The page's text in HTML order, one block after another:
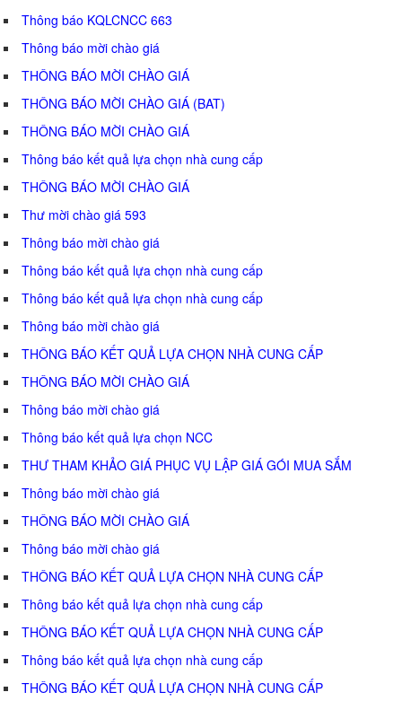
Thông báo KQLCNCC 663
Thông báo mời chào giá
THÔNG BÁO MỜI CHÀO GIÁ
THÔNG BÁO MỜI CHÀO GIÁ (BAT)
THÔNG BÁO MỜI CHÀO GIÁ
Thông báo kết quả lựa chọn nhà cung cấp
THÔNG BÁO MỜI CHÀO GIÁ
Thư mời chào giá 593
Thông báo mời chào giá
Thông báo kết quả lựa chọn nhà cung cấp
Thông báo kết quả lựa chọn nhà cung cấp
Thông báo mời chào giá
THÔNG BÁO KẾT QUẢ LỰA CHỌN NHÀ CUNG CẤP
THÔNG BÁO MỜI CHÀO GIÁ
Thông báo mời chào giá
Thông báo kết quả lựa chọn NCC
THƯ THAM KHẢO GIÁ PHỤC VỤ LẬP GIÁ GÓI MUA SẮM
Thông báo mời chào giá
THÔNG BÁO MỜI CHÀO GIÁ
Thông báo mời chào giá
THÔNG BÁO KẾT QUẢ LỰA CHỌN NHÀ CUNG CẤP
Thông báo kết quả lựa chọn nhà cung cấp
THÔNG BÁO KẾT QUẢ LỰA CHỌN NHÀ CUNG CẤP
Thông báo kết quả lựa chọn nhà cung cấp
THÔNG BÁO KẾT QUẢ LỰA CHỌN NHÀ CUNG CẤP